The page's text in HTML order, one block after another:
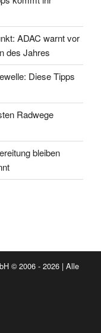
ADAC warnt vor
des Jahres
Diese Tipps
Radwege
bleiben
© 2006 - 2026 | Alle